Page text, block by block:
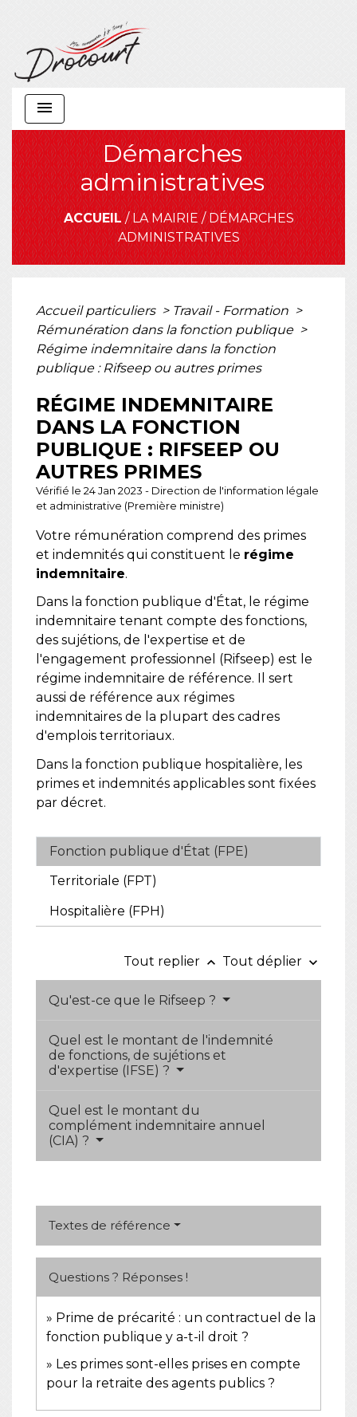
menu
Démarches
administratives
ACCUEIL/LA MAIRIE/DÉMARCHES
ADMINISTRATIVES
Accueil particuliers > Travail - Formation >
Rémunération dans la fonction publique >
Régime indemnitaire dans la fonction
publique : Rifseep ou autres primes
RÉGIME INDEMNITAIRE
DANS LA FONCTION
PUBLIQUE : RIFSEEP OU
AUTRES PRIMES
Vérifié le 24 Jan 2023 - Direction de l'information légale
et administrative (Première ministre)
Votre rémunération comprend des primes
et indemnités qui constituent le régime
indemnitaire.
Dans la fonction publique d'État, le régime
indemnitaire tenant compte des fonctions,
des sujétions, de l'expertise et de
l'engagement professionnel (Rifseep) est le
régime indemnitaire de référence. Il sert
aussi de référence aux régimes
indemnitaires de la plupart des cadres
d'emplois territoriaux.
Dans la fonction publique hospitalière, les
primes et indemnités applicables sont fixées
par décret.
Fonction publique d'État (FPE)
Territoriale (FPT)
Hospitalière (FPH)
Tout replier keyboard_arrow_up Tout déplier keyboard_arrow_down
Qu'est-ce que le Rifseep ?
Quel est le montant de l'indemnité
de fonctions, de sujétions et
d'expertise (IFSE) ?
Quel est le montant du
complément indemnitaire annuel
(CIA) ?
Textes de référence
Questions ? Réponses !
Prime de précarité : un contractuel de la
fonction publique y a-t-il droit ?
Les primes sont-elles prises en compte
pour la retraite des agents publics ?